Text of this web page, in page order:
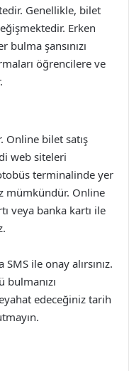
Genellikle, bilet
Erken
şansınızı
öğrencilere ve
Online bilet satış
web siteleri
terminalinde yer
mümkündür. Online
veya banka kartı ile
ile onay alırsınız.
edeceğiniz tarih